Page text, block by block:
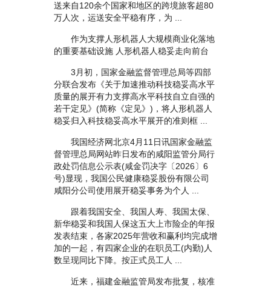
送来自120余个国家和地区的跨境旅客超80
万人次，运送安全平稳有序，为 ...
作为支撑人形机器人大规模商业化落地
的重要基础设施 人形机器人稳妥走向前台
3月初，国家金融监督管理总局等四部
分联合发布《关于加速推动科技稳妥高水平
质量的展开有力支撑高水平科技自立自强的
若干定见》(简称《定见》)，将人形机器人
稳妥归入科技稳妥高水平展开的准则框 ...
我国经济网北京4月11日讯国家金融监
督管理总局网站昨日发布的咸阳监管分局行
政处罚信息公示表(咸金罚决字〔2026〕6
号)显现，我国公民健康稳妥股份有限公司
咸阳分公司使用展开稳妥事务为个人 ...
跟着我国安全、我国人寿、我国太保、
新华稳妥和我国人保这五大上市险企的年报
发表结束，各家2025年营收和赢利均完成增
加的一起，有四家企业的在职员工(内勤)人
数呈现同比下降。按正式员工人 ...
近来，福建金融监管局发布批复，核准